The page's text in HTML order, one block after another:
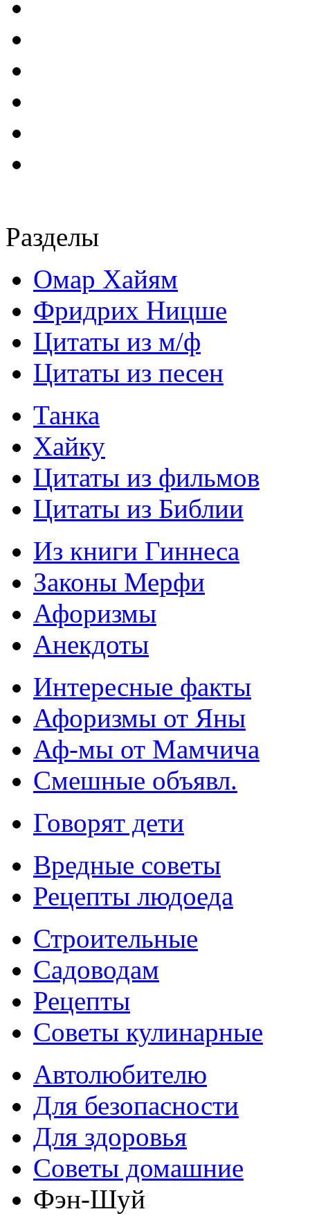
Разделы
Омар Хайям
Фридрих Ницше
Цитаты из м/ф
Цитаты из песен
Танка
Хайку
Цитаты из фильмов
Цитаты из Библии
Из книги Гиннеса
Законы Мерфи
Афоризмы
Анекдоты
Интересные факты
Афоризмы от Яны
Аф-мы от Мамчича
Смешные объявл.
Говорят дети
Вредные советы
Рецепты людоеда
Строительные
Садоводам
Рецепты
Советы кулинарные
Автолюбителю
Для безопасности
Для здоровья
Советы домашние
Фэн-Шуй